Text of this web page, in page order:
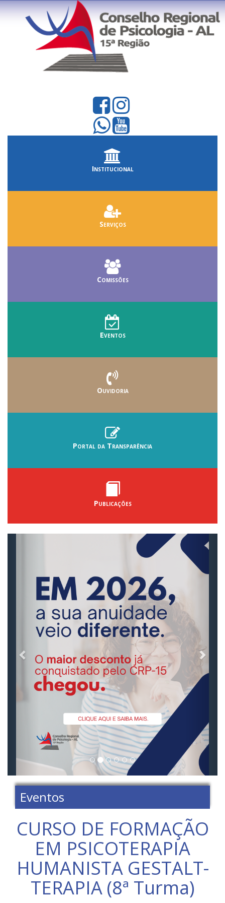
Institucional
Serviços
Comissões
Eventos
Ouvidoria
Portal da Transparência
Publicações
Eventos
CURSO DE FORMAÇÃO
EM PSICOTERAPIA
HUMANISTA GESTALT-
TERAPIA (8ª Turma)